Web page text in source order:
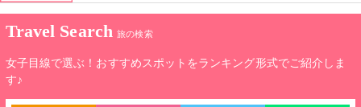
に、大切な自然資源である鯨類の行動を妨げない等、安全にな
おかつ自然保護の活動のために設けられています。
Travel Search 旅の検索
女子目線で選ぶ！おすすめスポットをランキング形式でご紹介しま
す♪